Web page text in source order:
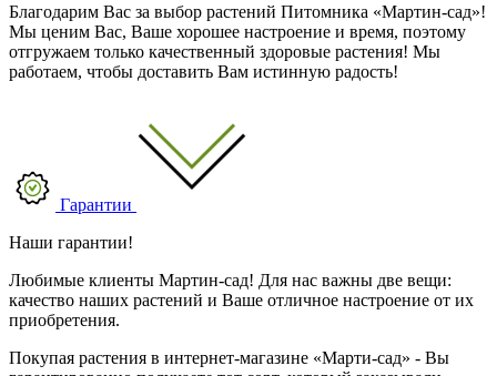
Благодарим Вас за выбор растений Питомника «Мартин-сад»!
Мы ценим Вас, Ваше хорошее настроение и время, поэтому
отгружаем только качественный здоровые растения! Мы
работаем, чтобы доставить Вам истинную радость!
Гарантии
Наши гарантии!
Любимые клиенты Мартин-сад! Для нас важны две вещи:
качество наших растений и Ваше отличное настроение от их
приобретения.
Покупая растения в интернет-магазине «Марти-сад» - Вы